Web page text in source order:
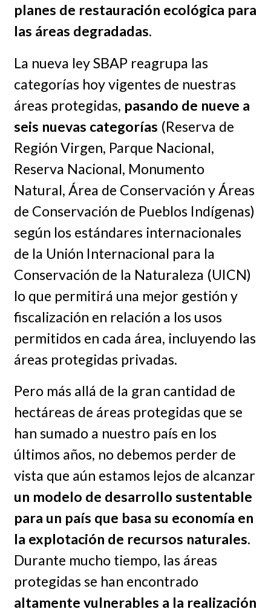
planes de restauración ecológica para
las áreas degradadas.
La nueva ley SBAP reagrupa las
categorías hoy vigentes de nuestras
áreas protegidas, pasando de nueve a
seis nuevas categorías (Reserva de
Región Virgen, Parque Nacional,
Reserva Nacional, Monumento
Natural, Área de Conservación y Áreas
de Conservación de Pueblos Indígenas)
según los estándares internacionales
de la Unión Internacional para la
Conservación de la Naturaleza (UICN)
lo que permitirá una mejor gestión y
fiscalización en relación a los usos
permitidos en cada área, incluyendo las
áreas protegidas privadas.
Pero más allá de la gran cantidad de
hectáreas de áreas protegidas que se
han sumado a nuestro país en los
últimos años, no debemos perder de
vista que aún estamos lejos de alcanzar
un modelo de desarrollo sustentable
para un país que basa su economía en
la explotación de recursos naturales.
Durante mucho tiempo, las áreas
protegidas se han encontrado
altamente vulnerables a la realización